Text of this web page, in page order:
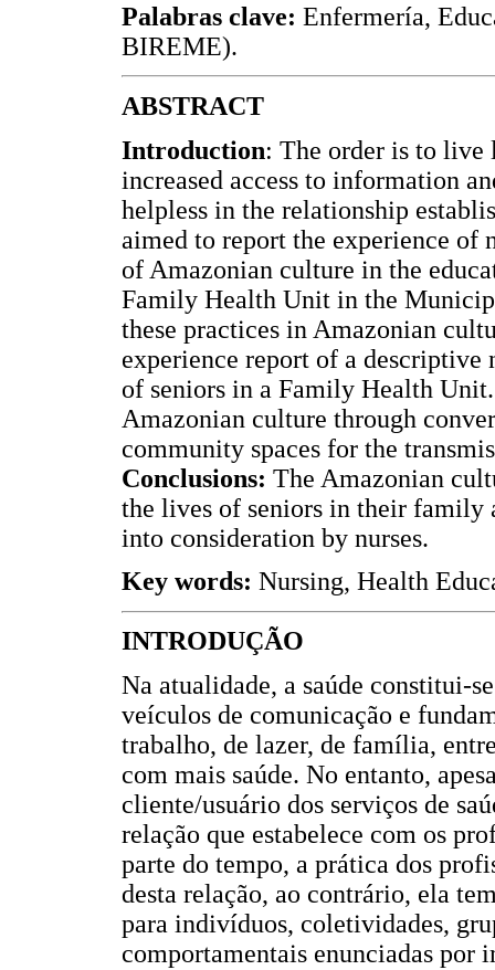
Palabras clave: Enfermería,
BIREME).
ABSTRACT
Introduction: The order is to live
increased access to information
helpless in the relationship
aimed to report the experience
of Amazonian culture in the
Family Health Unit in the
these practices in Amazonian
experience report of a descriptive
of seniors in a Family Health
Amazonian culture through
community spaces for the
Conclusions: The Amazonian
the lives of seniors in their family
into consideration by nurses.
Key words: Nursing, Health
INTRODUÇÃO
Na atualidade, a saúde constitui-
veículos de comunicação e
trabalho, de lazer, de família,
com mais saúde. No entanto,
cliente/usuário dos serviços de
relação que estabelece com os
parte do tempo, a prática dos
desta relação, ao contrário, ela
para indivíduos, coletividades,
comportamentais enunciadas por